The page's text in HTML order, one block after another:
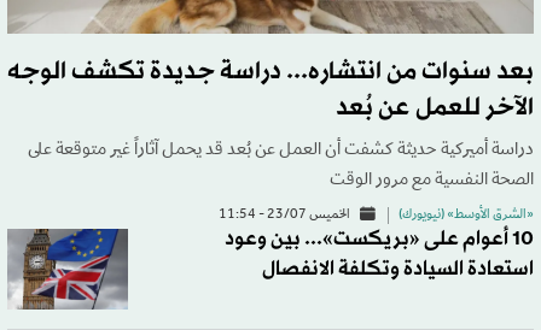
بعد سنوات من انتشاره... دراسة جديدة تكشف الوجه
الآخر للعمل عن بُعد
دراسة أميركية حديثة كشفت أن العمل عن بُعد قد يحمل آثاراً غير متوقعة على
الصحة النفسية مع مرور الوقت
«الشرق الأوسط» (نيويورك) الخميس 23/07 - 11:54
10 أعوام على «بريكست»... بين وعود
استعادة السيادة وتكلفة الانفصال